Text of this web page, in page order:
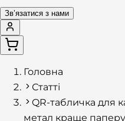
Звʼязатися з нами
Головна
Статті
QR-табличка для
метал краще паперу